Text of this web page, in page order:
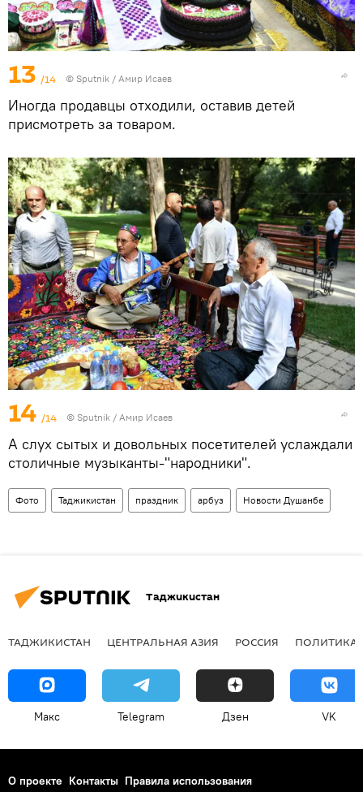
13 /14 © Sputnik / Амир Исаев
Иногда продавцы отходили, оставив детей
присмотреть за товаром.
14 /14 © Sputnik / Амир Исаев
А слух сытых и довольных посетителей услаждали
столичные музыканты-"народники".
Фото Таджикистан праздник арбуз Новости Душанбе
Таджикистан
ТАДЖИКИСТАН ЦЕНТРАЛЬНАЯ АЗИЯ РОССИЯ ПОЛИТИКА
Макс Telegram Дзен VK
О проекте Контакты Правила использования